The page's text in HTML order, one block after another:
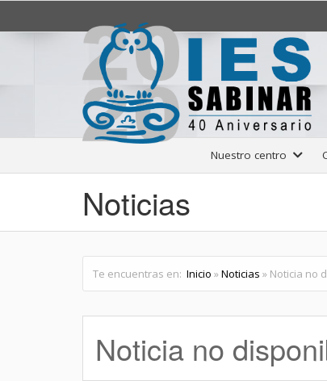
Nuestro centro
Noticias
Te encuentras en: Inicio »Noticias » Noticia no
Noticia no